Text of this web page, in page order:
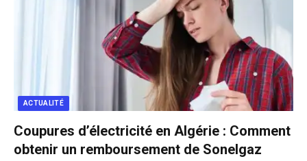
ACTUALITÉ
Coupures d’électricité en Algérie : Comment
obtenir un remboursement de Sonelgaz